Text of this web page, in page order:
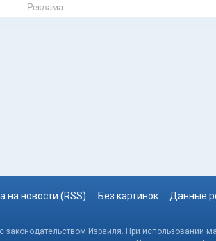
Реклама
на новости (RSS) Без картинок Данные
Израиля. При использовании